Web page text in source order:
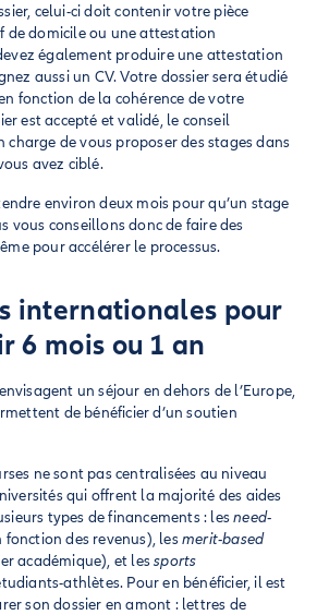
celui-ci doit contenir votre pièce
de domicile ou une attestation
également produire une attestation
aussi un CV. Votre dossier sera étudié
fonction de la cohérence de votre
est accepté et validé, le conseil
de vous proposer des stages dans
avez ciblé.
environ deux mois pour qu’un stage
vous conseillons donc de faire des
pour accélérer le processus.
internationales pour
6 mois ou 1 an
un séjour en dehors de l’Europe,
de bénéficier d’un soutien
ne sont pas centralisées au niveau
qui offrent la majorité des aides
types de financements : lesneed-
fonction des revenus), lesmerit-based
académique), et lessports
athlètes. Pour en bénéficier, il est
son dossier en amont : lettres de